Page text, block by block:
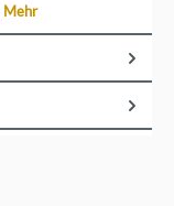
Mehr